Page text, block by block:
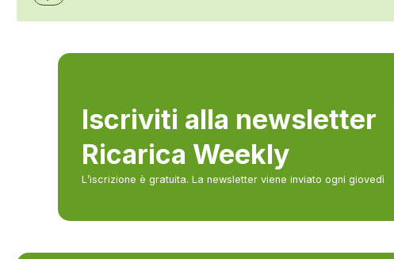
Iscriviti alla newsletter
Ricarica Weekly
L’iscrizione è gratuita. La newsletter viene inviato ogni giovedì